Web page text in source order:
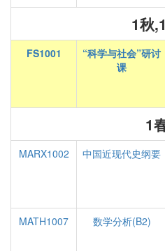
1秋
FS1001
“科学与社会”研讨
课
1
MARX1002 中国近现代史纲要
MATH1007
数学分析(B2)